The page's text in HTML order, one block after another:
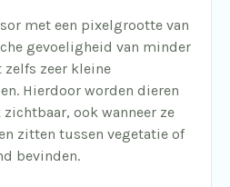
met een pixelgrootte van
gevoeligheid van minder
zelfs zeer kleine
Hierdoor worden dieren
ook wanneer ze
zitten tussen vegetatie of
bevinden.